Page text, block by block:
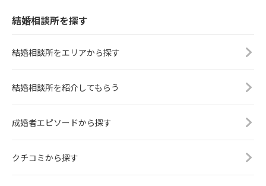
結婚相談所を探す
結婚相談所をエリアから探す
結婚相談所を紹介してもらう
成婚者エピソードから探す
クチコミから探す